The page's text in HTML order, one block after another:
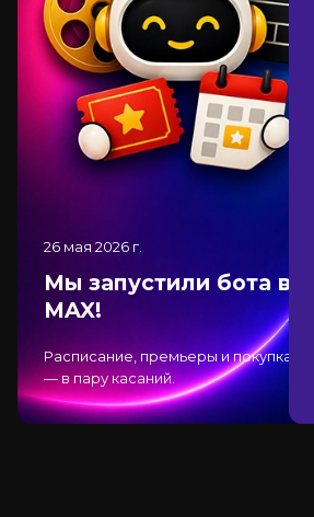
26 мая 2026 г.
Мы запустили бота в
MAX!
Расписание, премьеры и покупка
— в пару касаний.